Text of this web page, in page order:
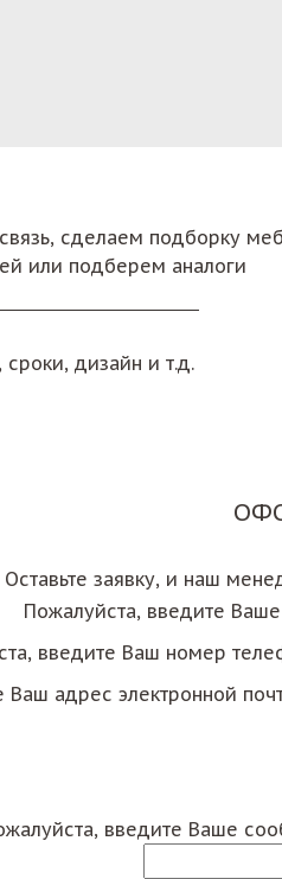
сделаем подборку
или подберем аналоги
дизайн и т.д.
Оставьте заявку, и наш
Пожалуйста, введите
введите Ваш номер
Ваш адрес электронной
введите Ваше